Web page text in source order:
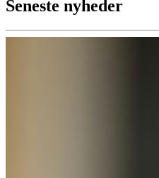
Seneste nyheder